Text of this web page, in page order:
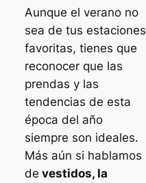
Aunque el verano no
sea de tus estaciones
favoritas, tienes que
reconocer que las
prendas y las
tendencias de esta
época del año
siempre son ideales.
Más aún si hablamos
de vestidos, la